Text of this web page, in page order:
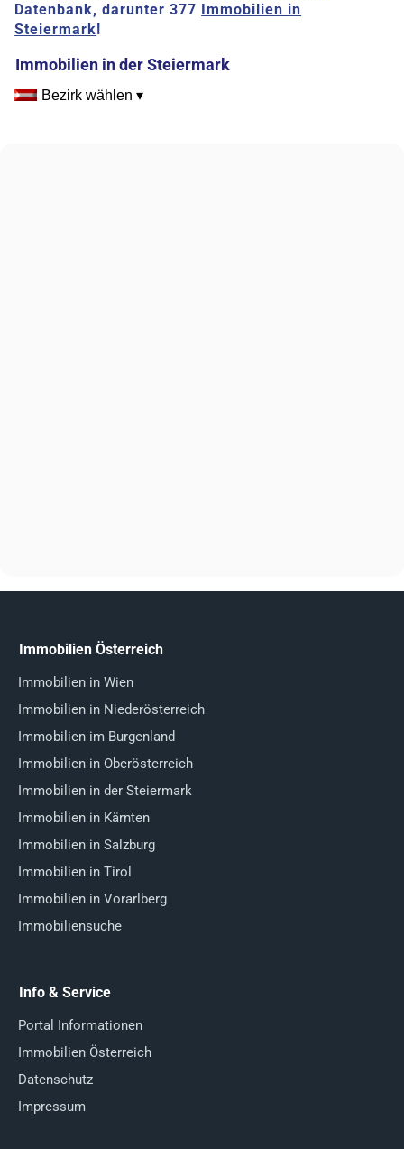
Datenbank, darunter 377
Immobilien in
Steiermark!
Immobilien in der Steiermark
Bezirk wählen ▾
Immobilien Österreich
Immobilien in Wien
Immobilien in Niederösterreich
Immobilien im Burgenland
Immobilien in Oberösterreich
Immobilien in der Steiermark
Immobilien in Kärnten
Immobilien in Salzburg
Immobilien in Tirol
Immobilien in Vorarlberg
Immobiliensuche
Info & Service
Portal Informationen
Immobilien Österreich
Datenschutz
Impressum